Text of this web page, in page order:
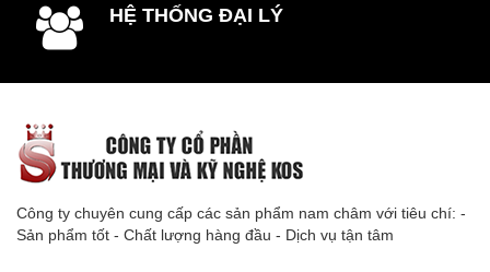
HỆ THỐNG ĐẠI LÝ
Công ty chuyên cung cấp các sản phẩm nam châm với tiêu chí: -
Sản phẩm tốt - Chất lượng hàng đầu - Dịch vụ tận tâm